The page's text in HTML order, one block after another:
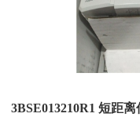
3BSE013210R1 短距